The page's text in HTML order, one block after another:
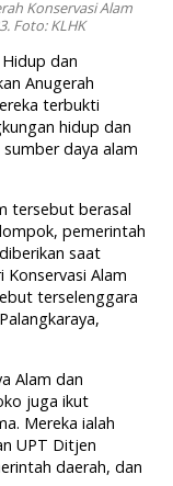
Konservasi Alam
Foto: KLHK
dan
Anugerah
terbukti
hidup dan
daya alam
tersebut berasal
pemerintah
saat
Konservasi Alam
terselenggara
Alam dan
juga ikut
Mereka ialah
UPT Ditjen
daerah, dan